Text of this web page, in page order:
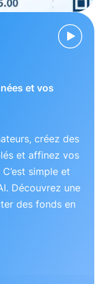
et vos
créez des
et affinez vos
simple et
Découvrez une
des fonds en